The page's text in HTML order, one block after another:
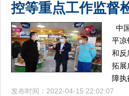
控等重点工作监督
中
平凉
和反
拓展
障
发布时间：2022-04-15 22:02:07